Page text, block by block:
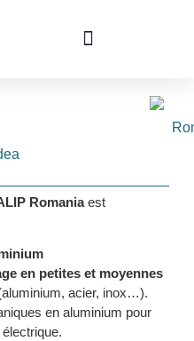
Romaniaest
en petites et moyennes
acier, inox…).
en aluminium pour